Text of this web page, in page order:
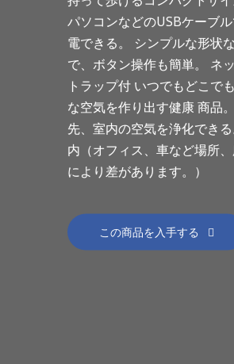
パソコンなどのUSBケーブ
電できる。 シンプルな形状
で、ボタン操作も簡単。 ネ
トラップ付 いつでもどこで
な空気を作り出す健康 商品
先、室内の空気を浄化でき
内（オフィス、車など場所、
により差があります。）
この商品を入手する